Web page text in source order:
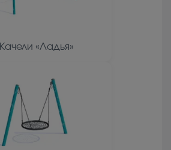
Качели «Ладья»